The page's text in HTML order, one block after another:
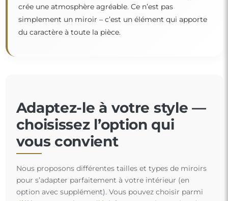
crée une atmosphère agréable. Ce n’est pas
simplement un miroir – c’est un élément qui apporte
du caractère à toute la pièce.
“
Adaptez-le à votre style —
choisissez l’option qui
vous convient
Nous proposons différentes tailles et types de miroirs
pour s’adapter parfaitement à votre intérieur (en
option avec supplément). Vous pouvez choisir parmi